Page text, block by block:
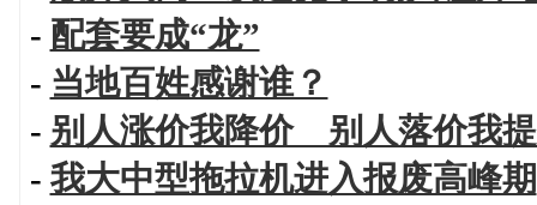
- 配套要成“龙”
- 当地百姓感谢谁？
- 别人涨价我降价 别人落价我
- 我大中型拖拉机进入报废高峰期